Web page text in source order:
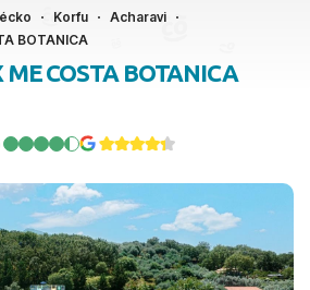
Korfu
Acharavi
BOTANICA
ME COSTA BOTANICA